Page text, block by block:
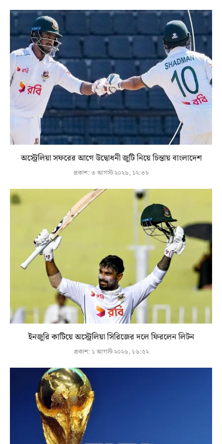
অস্ট্রেলিয়া সফরের আগে উদ্বোধনী জুটি নিয়ে চিন্তায় বাংলাদেশ
প্রকাশ:৩ আগস্ট ২০২৬, ১২:৩৮
ইনজুরি কাটিয়ে অস্ট্রেলিয়া সিরিজের দলে ফিরলেন লিটন
প্রকাশ: ১ আগস্ট ২০২৬, ১৬:৫২